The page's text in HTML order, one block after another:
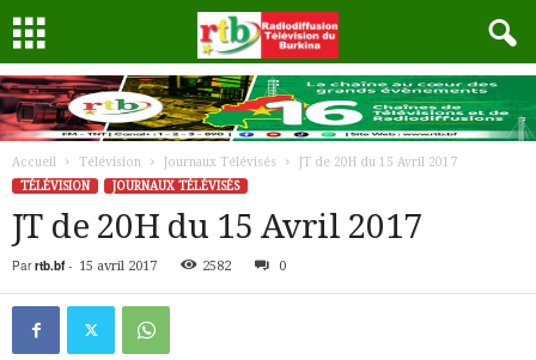
Accueil Télévision Journaux Télévisés
JT de 20H du 15 Avril 2017
TÉLÉVISION
JOURNAUX TÉLÉVISÉS
JT de 20H du 15 Avril 2017
Par rtb.bf- 15 avril 2017 2582 0